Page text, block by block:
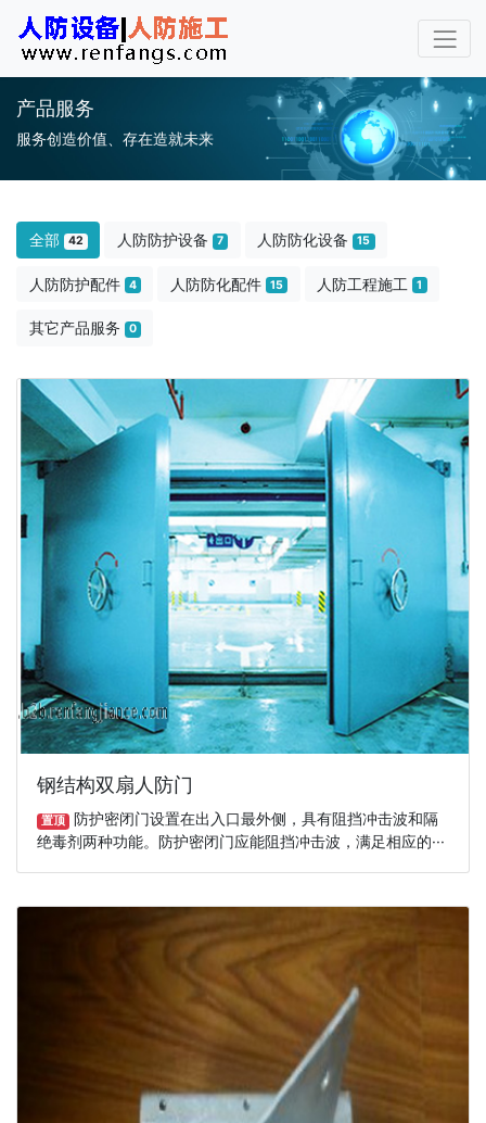
产品服务
服务创造价值、存在造就未来
全部 42 人防防护设备 7 人防防化设备 15
人防防护配件 4 人防防化配件 15 人防工程施工 1
其它产品服务 0
钢结构双扇人防门
置顶 防护密闭门设置在出入口最外侧，具有阻挡冲击波和隔
绝毒剂两种功能。防护密闭门应能阻挡冲击波，满足相应的···